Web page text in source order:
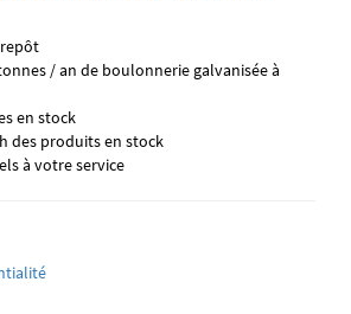
/ an de boulonnerie galvanisée à
en stock
des produits en stock
à votre service